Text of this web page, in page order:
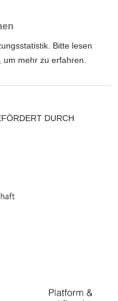
Bitte lesen
, um mehr zu erfahren.
DURCH